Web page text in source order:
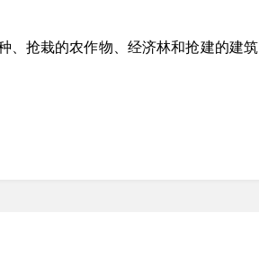
、抢栽的农作物、经济林和抢建的建筑